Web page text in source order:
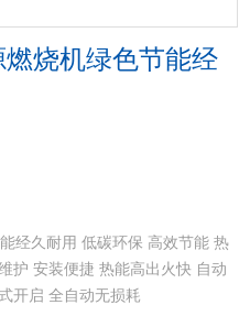
烧机绿色节能经
经久耐用 低碳环保 高效节能 热
护 安装便捷 热能高出火快 自动
开启 全自动无损耗